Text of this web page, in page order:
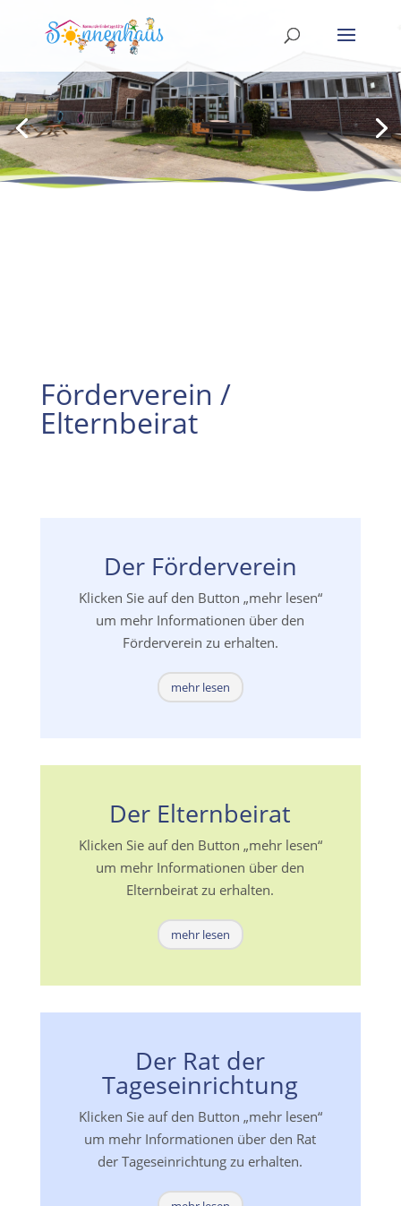
Förderverein /
Elternbeirat
Der Förderverein
Klicken Sie auf den Button „mehr lesen“
um mehr Informationen über den
Förderverein zu erhalten.
mehr lesen
Der Elternbeirat
Klicken Sie auf den Button „mehr lesen“
um mehr Informationen über den
Elternbeirat zu erhalten.
mehr lesen
Der Rat der
Tageseinrichtung
Klicken Sie auf den Button „mehr lesen“
um mehr Informationen über den Rat
der Tageseinrichtung zu erhalten.